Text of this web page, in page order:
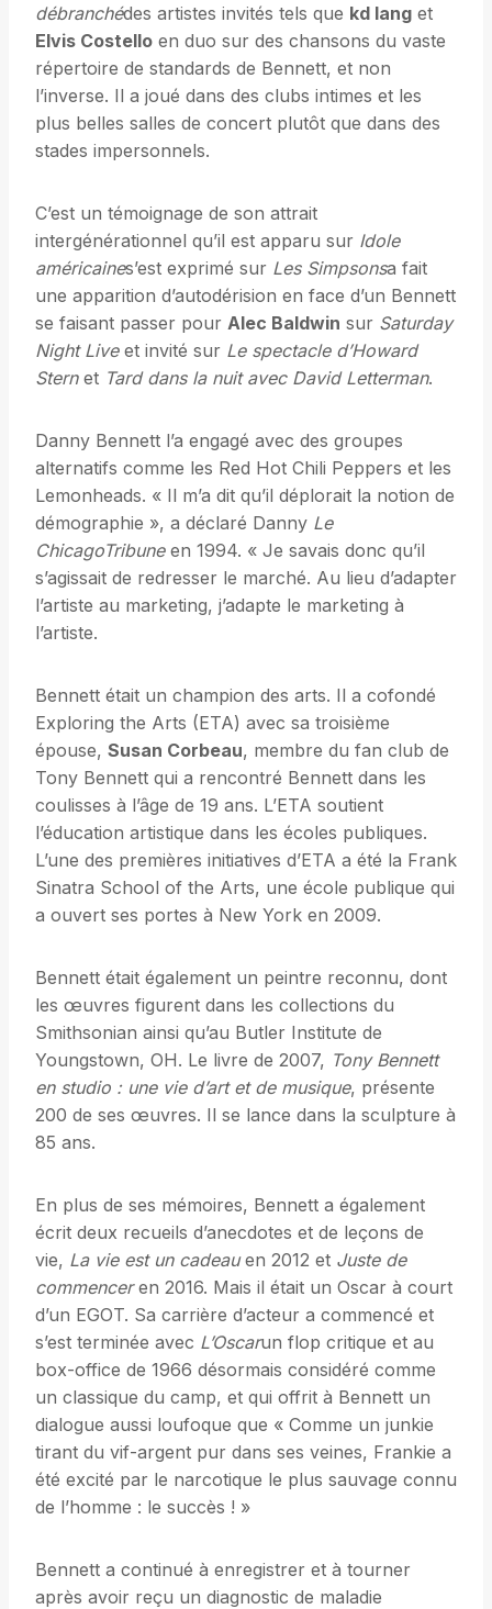
débranchédes artistes invités tels que kd lang et
Elvis Costello en duo sur des chansons du vaste
répertoire de standards de Bennett, et non
l’inverse. Il a joué dans des clubs intimes et les
plus belles salles de concert plutôt que dans des
stades impersonnels.
C’est un témoignage de son attrait
intergénérationnel qu’il est apparu sur Idole
américaines’est exprimé sur Les Simpsonsa fait
une apparition d’autodérision en face d’un Bennett
se faisant passer pour Alec Baldwin sur Saturday
Night Liveet invité sur Le spectacle d’Howard
Sternet Tard dans la nuit avec David Letterman.
Danny Bennett l’a engagé avec des groupes
alternatifs comme les Red Hot Chili Peppers et les
Lemonheads. « Il m’a dit qu’il déplorait la notion de
démographie », a déclaré Danny Le
ChicagoTribuneen 1994. « Je savais donc qu’il
s’agissait de redresser le marché. Au lieu d’adapter
l’artiste au marketing, j’adapte le marketing à
l’artiste.
Bennett était un champion des arts. Il a cofondé
Exploring the Arts (ETA) avec sa troisième
épouse, Susan Corbeau, membre du fan club de
Tony Bennett qui a rencontré Bennett dans les
coulisses à l’âge de 19 ans. L’ETA soutient
l’éducation artistique dans les écoles publiques.
L’une des premières initiatives d’ETA a été la Frank
Sinatra School of the Arts, une école publique qui
a ouvert ses portes à New York en 2009.
Bennett était également un peintre reconnu, dont
les œuvres figurent dans les collections du
Smithsonian ainsi qu’au Butler Institute de
Youngstown, OH. Le livre de 2007, Tony Bennett
en studio : une vie d’art et de musique, présente
200 de ses œuvres. Il se lance dans la sculpture à
85 ans.
En plus de ses mémoires, Bennett a également
écrit deux recueils d’anecdotes et de leçons de
vie, La vie est un cadeauen 2012 et Juste de
commenceren 2016. Mais il était un Oscar à court
d’un EGOT. Sa carrière d’acteur a commencé et
s’est terminée avec L’Oscarun flop critique et au
box-office de 1966 désormais considéré comme
un classique du camp, et qui offrit à Bennett un
dialogue aussi loufoque que « Comme un junkie
tirant du vif-argent pur dans ses veines, Frankie a
été excité par le narcotique le plus sauvage connu
de l’homme : le succès ! »
Bennett a continué à enregistrer et à tourner
après avoir reçu un diagnostic de maladie